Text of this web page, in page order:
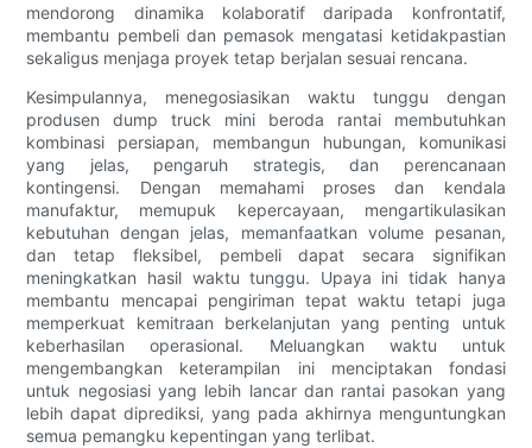
mendorong dinamika kolaboratif daripada konfrontatif,
membantu pembeli dan pemasok mengatasi ketidakpastian
sekaligus menjaga proyek tetap berjalan sesuai rencana.
Kesimpulannya, menegosiasikan waktu tunggu dengan
produsen dump truck mini beroda rantai membutuhkan
kombinasi persiapan, membangun hubungan, komunikasi
yang jelas, pengaruh strategis, dan perencanaan
kontingensi. Dengan memahami proses dan kendala
manufaktur, memupuk kepercayaan, mengartikulasikan
kebutuhan dengan jelas, memanfaatkan volume pesanan,
dan tetap fleksibel, pembeli dapat secara signifikan
meningkatkan hasil waktu tunggu. Upaya ini tidak hanya
membantu mencapai pengiriman tepat waktu tetapi juga
memperkuat kemitraan berkelanjutan yang penting untuk
keberhasilan operasional. Meluangkan waktu untuk
mengembangkan keterampilan ini menciptakan fondasi
untuk negosiasi yang lebih lancar dan rantai pasokan yang
lebih dapat diprediksi, yang pada akhirnya menguntungkan
semua pemangku kepentingan yang terlibat.